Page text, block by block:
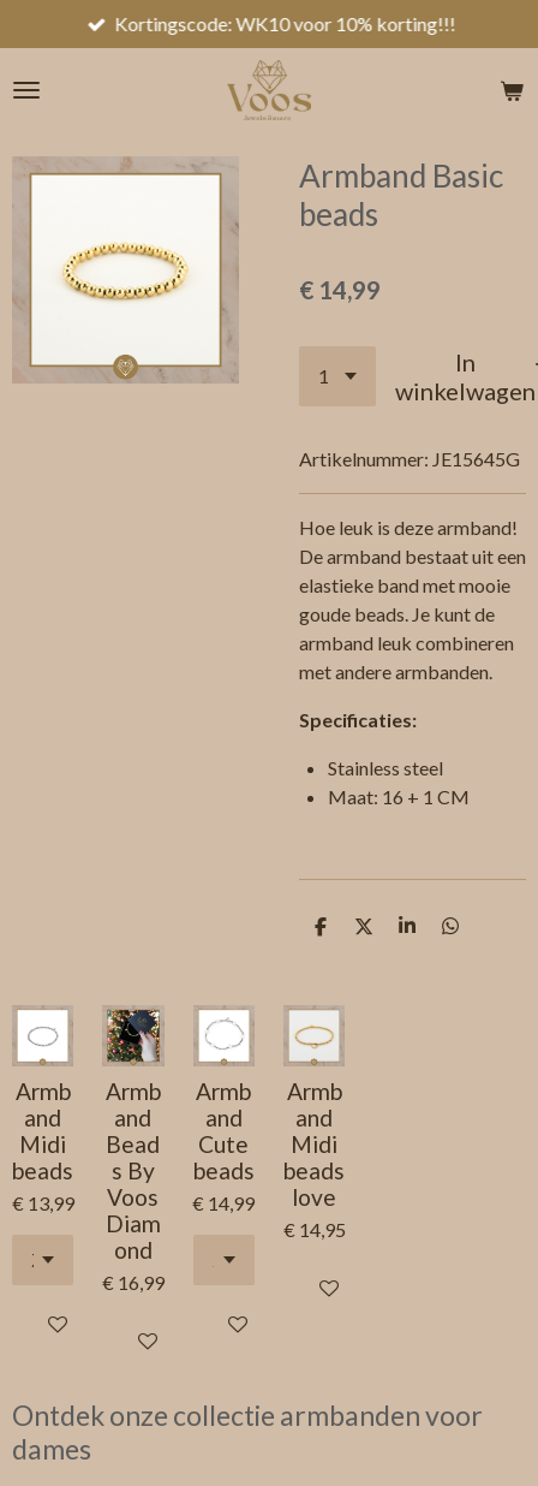
direct
naar
Kortingscode: WK10 voor 10% korting!!!
Armband Basic
beads
€ 14,99
In
winkelwagen
Artikelnummer: JE15645G
Hoe leuk is deze armband!
De armband bestaat uit een
elastieke band met mooie
goude beads. Je kunt de
armband leuk combineren
met andere armbanden.
Specificaties:
Stainless steel
Maat: 16 + 1 CM
D
n
D
S
D
Armb
and
Midi
beads
€ 13,99
In winkelwagen
Armb
and
Bead
s By
Voos
Diam
ond
€ 16,99
In winkelwagen
Armb
and
Cute
beads
€ 14,99
In winkelwagen
Armb
and
Midi
beads
love
€ 14,95
In winkelwagen
Ontdek onze collectie armbanden voor
dames